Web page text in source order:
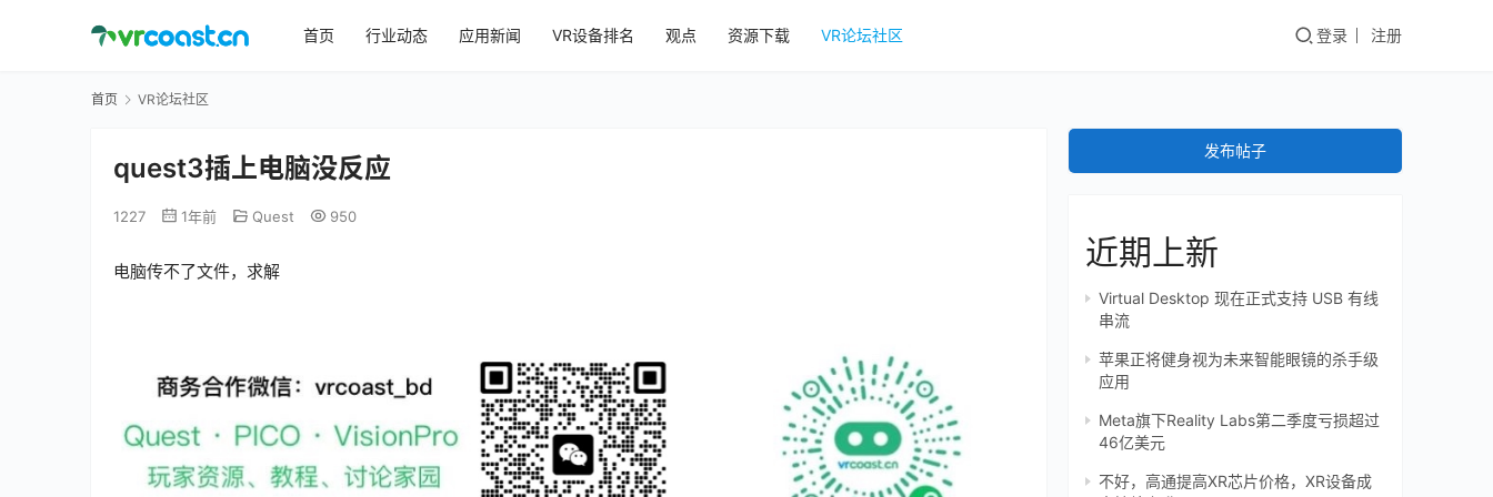
首页 行业动态 应用新闻 VR设备排名 观点 资源下载 VR论坛社区 登录 注册
首页 VR论坛社区
quest3插上电脑没反应
1227 1年前 Quest 950
电脑传不了文件，求解
发布帖子
近期上新
Virtual Desktop 现在正式支持 USB 有线
串流
苹果正将健身视为未来智能眼镜的杀手级
应用
Meta旗下Reality Labs第二季度亏损超过
46亿美元
不好，高通提高XR芯片价格，XR设备成